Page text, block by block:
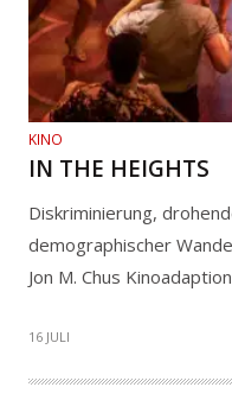
KINO
IN THE HEIGHTS
Diskriminierung,
demographischer
Jon M. Chus
16 JULI